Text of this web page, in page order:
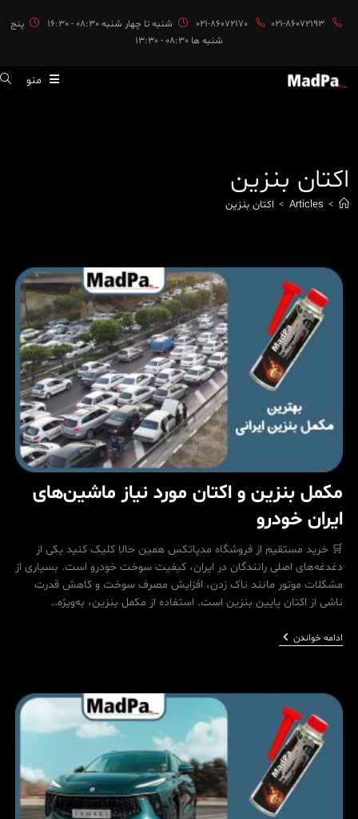
محتوا
021-86072170 021-86072193 شنبه تا چهار شنبه 08:30 - 16:30
پنج
شنبه ها 08:30 - 13:30
منو
اکتان بنزین
>
Articles
> اکتان بنزین
مکمل بنزین و اکتان مورد نیاز ماشین‌های
ایران خودرو
🛒 خرید مستقیم از فروشگاه مدپاتکس همین حالا کلیک کنید یکی از
دغدغه‌های اصلی رانندگان در ایران، کیفیت سوخت خودرو است. بسیاری از
مشکلات موتور مانند ناک زدن، افزایش مصرف سوخت و کاهش قدرت
ناشی از اکتان پایین بنزین است. استفاده از مکمل بنزین، به‌ویژه…
ادامه خواندنمکمل
بنزین
نیاز
ماشین‌های
ایران
خودرو